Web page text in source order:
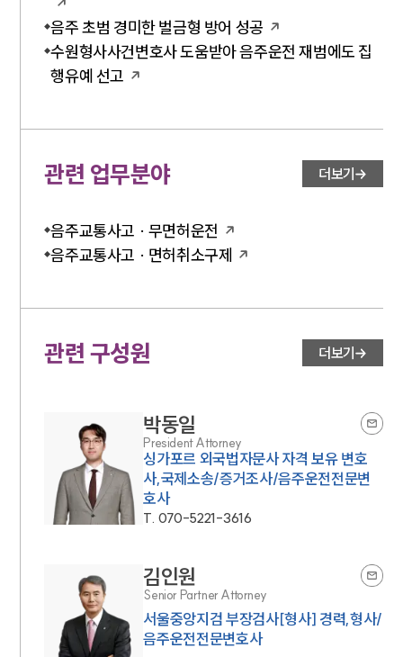
음주 초범 경미한 벌금형 방어 성공
수원형사사건변호사 도움받아 음주운전 재범에도 집
행유예 선고
관련 업무분야 더보기
음주교통사고 · 무면허운전
음주교통사고 · 면허취소구제
관련 구성원 더보기
박동일
President Attorney
싱가포르 외국법자문사 자격 보유 변호
사,국제소송/증거조사/음주운전전문변
호사
T. 070-5221-3616
김인원
Senior Partner Attorney
서울중앙지검 부장검사[형사] 경력,형사/
음주운전전문변호사